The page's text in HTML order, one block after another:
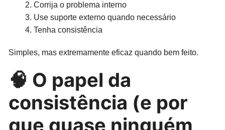
Corrija o problema interno
Use suporte externo quando necessário
Tenha consistência
Simples, mas extremamente eficaz quando bem feito.
🧠 O papel da
consistência (e por
que quase ninguém